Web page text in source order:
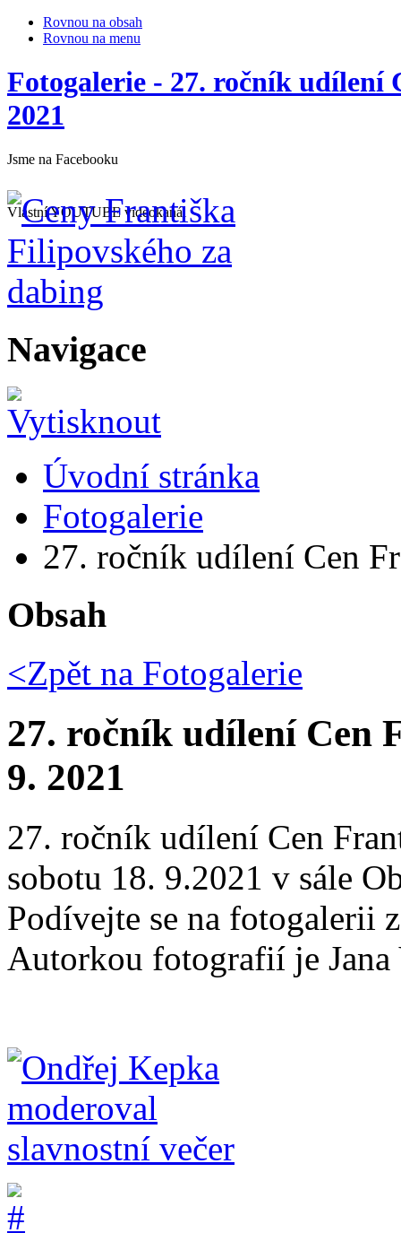
Rovnou na obsah
Rovnou na menu
Fotogalerie - 27. ročník udílení
2021
Jsme na Facebooku
Vlastní YOUTUBE videokanál
Navigace
Úvodní stránka
Fotogalerie
27. ročník udílení Cen
Obsah
<Zpět na Fotogalerie
27. ročník udílení Cen
9. 2021
27. ročník udílení Cen
sobotu 18. 9.2021 v sále
Podívejte se na fotogalerii
Autorkou fotografií je Jana